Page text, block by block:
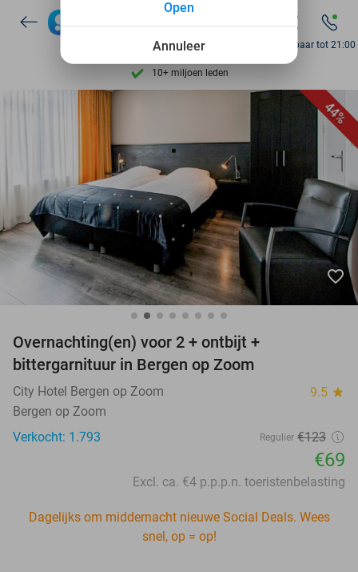
7 dagen per week beschikbaar
10+ miljoen leden
9,4 op basis van
10+ miljoen leden
Bereikbaar tot 21:00
44%
favorite_border
Overnachting(en) voor 2 + ontbijt +
bittergarnituur in Bergen op Zoom
City Hotel Bergen op Zoom 9.5 star
Bergen op Zoom
Verkocht: 1.793
Regulier €123
€69
Excl. ca. €4 p.p.p.n. toeristenbelasting
Dagelijks om middernacht nieuwe Social Deals. Wees
snel, op = op!
Annuleer
Open